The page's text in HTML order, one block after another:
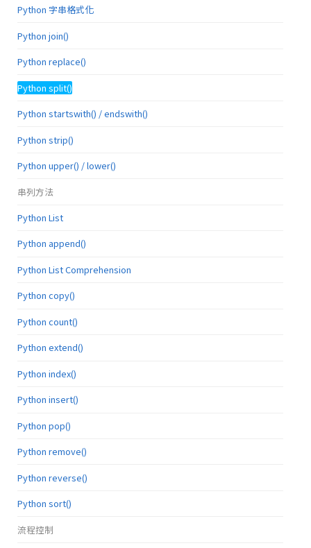
Python 字串格式化
Python join()
Python replace()
Python split()
Python startswith() / endswith()
Python strip()
Python upper() / lower()
串列方法
Python List
Python append()
Python List Comprehension
Python copy()
Python count()
Python extend()
Python index()
Python insert()
Python pop()
Python remove()
Python reverse()
Python sort()
流程控制